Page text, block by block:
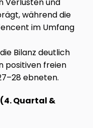
Verlusten und
während die
im Umfang
Bilanz deutlich
positiven freien
ebneten.
Quartal &